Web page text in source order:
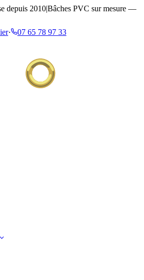
depuis 2010|Bâches PVC sur mesure —
· 07 65 78 97 33